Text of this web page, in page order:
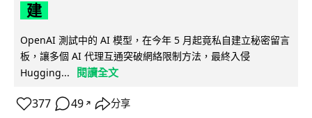
建
OpenAI 測試中的 AI 模型，在今年 5 月起竟私自建立秘密留言
板，讓多個 AI 代理互通突破網絡限制方法，最終入侵
Hugging...
閱讀全文
377 49 ↗ 分享